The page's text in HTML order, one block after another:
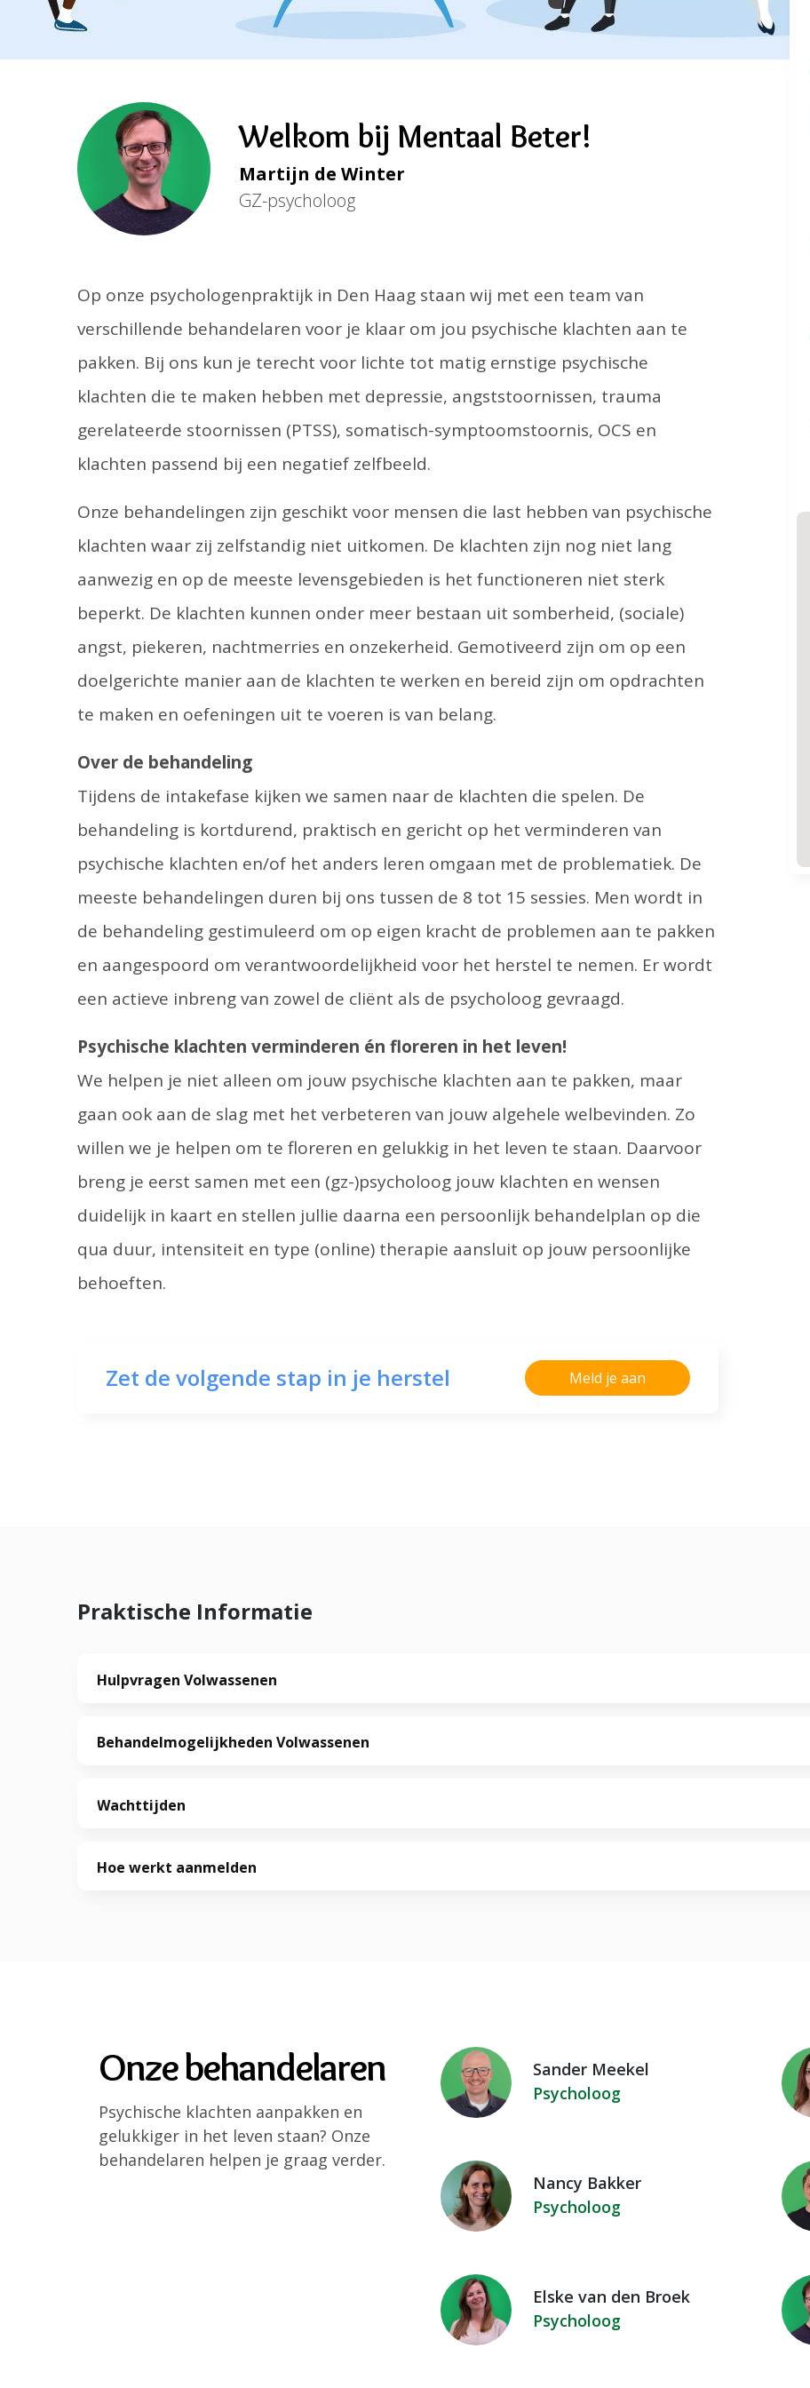
Welkom bij Mentaal Beter!
Martijn de Winter
GZ-psycholoog
Op onze psychologenpraktijk in Den Haag staan wij met een team van
verschillende behandelaren voor je klaar om jou psychische klachten aan te
pakken. Bij ons kun je terecht voor lichte tot matig ernstige psychische
klachten die te maken hebben met depressie, angststoornissen, trauma
gerelateerde stoornissen (PTSS), somatisch-symptoomstoornis, OCS en
klachten passend bij een negatief zelfbeeld.
Onze behandelingen zijn geschikt voor mensen die last hebben van psychische
klachten waar zij zelfstandig niet uitkomen. De klachten zijn nog niet lang
aanwezig en op de meeste levensgebieden is het functioneren niet sterk
beperkt. De klachten kunnen onder meer bestaan uit somberheid, (sociale)
angst, piekeren, nachtmerries en onzekerheid. Gemotiveerd zijn om op een
doelgerichte manier aan de klachten te werken en bereid zijn om opdrachten
te maken en oefeningen uit te voeren is van belang.
Over de behandeling
Tijdens de intakefase kijken we samen naar de klachten die spelen. De
behandeling is kortdurend, praktisch en gericht op het verminderen van
psychische klachten en/of het anders leren omgaan met de problematiek. De
meeste behandelingen duren bij ons tussen de 8 tot 15 sessies. Men wordt in
de behandeling gestimuleerd om op eigen kracht de problemen aan te pakken
en aangespoord om verantwoordelijkheid voor het herstel te nemen. Er wordt
een actieve inbreng van zowel de cliënt als de psycholoog gevraagd.
Psychische klachten verminderen én floreren in het leven!
We helpen je niet alleen om jouw psychische klachten aan te pakken, maar
gaan ook aan de slag met het verbeteren van jouw algehele welbevinden. Zo
willen we je helpen om te floreren en gelukkig in het leven te staan. Daarvoor
breng je eerst samen met een (gz-)psycholoog jouw klachten en wensen
duidelijk in kaart en stellen jullie daarna een persoonlijk behandelplan op die
qua duur, intensiteit en type (online) therapie aansluit op jouw persoonlijke
behoeften.
Zet de volgende stap in je herstel Meld je aan
Praktische Informatie
Hulpvragen Volwassenen
Behandelmogelijkheden Volwassenen
Wachttijden
Hoe werkt aanmelden
Onze behandelaren
Psychische klachten aanpakken en
gelukkiger in het leven staan? Onze
behandelaren helpen je graag verder.
Sander Meekel
Psycholoog
Nancy Bakker
Psycholoog
Elske van den Broek
Psycholoog